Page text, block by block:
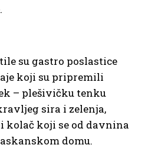
.
su gastro poslastice
koji su pripremili
– plešivičku tenku
sira i zelenja,
koji se od davnina
domu.